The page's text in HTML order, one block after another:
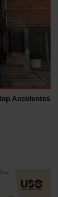
Accidentes